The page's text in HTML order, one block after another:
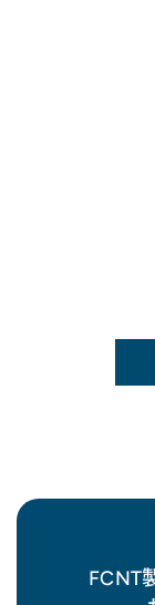
FCNT